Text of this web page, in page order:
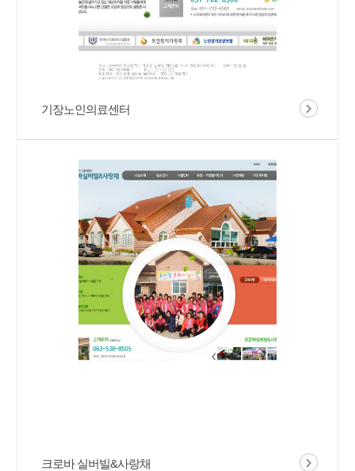
기장노인의료센터
크로바 실버빌&사랑채